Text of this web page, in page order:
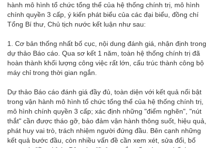
hành mô hình tổ chức tổng thể của hệ thống chính trị, mô hình
chính quyền 3 cấp, ý kiến phát biểu của các đại biểu, đồng chí
Tổng Bí thư, Chủ tịch nước kết luận như sau:
1. Cơ bản thống nhất bố cục, nội dung đánh giá, nhận định trong
dự thảo Báo cáo. Qua sơ kết 1 năm, toàn hệ thống chính trị đã
hoàn thành khối lượng công việc rất lớn, cấu trúc thành công bộ
máy chỉ trong thời gian ngắn.
Dự thảo Báo cáo đánh giá đầy đủ, toàn diện với kết quả nổi bật
trong vận hành mô hình tổ chức tổng thể của hệ thống chính trị,
mô hình chính quyền 3 cấp; xác định những "điểm nghẽn", "nút
thắt" cần được tháo gỡ, bảo đảm vận hành thông suốt, hiệu quả,
phát huy vai trò, trách nhiệm người đứng đầu. Bên cạnh những
kết quả bước đầu, còn nhiều vấn đề cần xem xét, sửa đổi, bổ